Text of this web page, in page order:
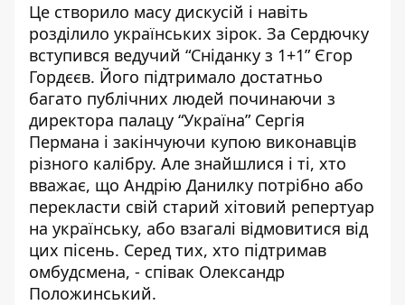
Це створило масу дискусій і навіть
розділило українських зірок. За Сердючку
вступився ведучий “Сніданку з 1+1” Єгор
Гордєєв. Його підтримало достатньо
багато публічних людей починаючи з
директора палацу “Україна” Сергія
Пермана і закінчуючи купою виконавців
різного калібру. Але знайшлися і ті, хто
вважає, що Андрію Данилку потрібно або
перекласти свій старий хітовий репертуар
на українську, або взагалі відмовитися від
цих пісень. Серед тих, хто підтримав
омбудсмена, - співак Олександр
Положинський.